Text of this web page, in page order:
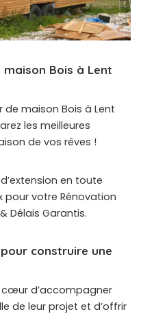
Bois à Lent
de maison Bois à Lent
les meilleures
de vos rêves !
en toute
pour votre Rénovation
Délais Garantis.
construire une
d’accompagner
de leur projet et d’offrir